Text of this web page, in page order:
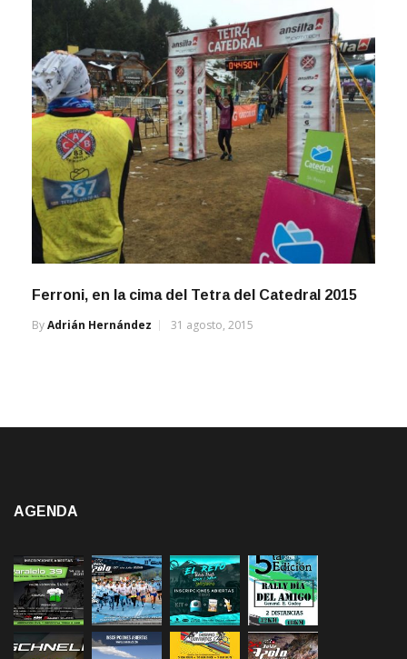
Ferroni, en la cima del Tetra del Catedral 2015
ByAdrián Hernández 31 agosto, 2015
AGENDA